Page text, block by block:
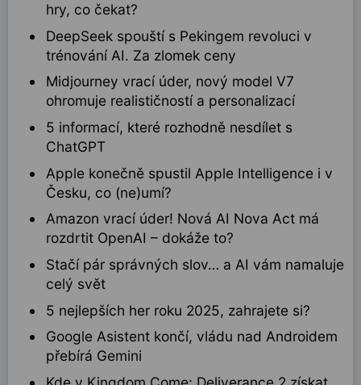
hry, co čekat?
DeepSeek spouští s Pekingem revoluci v
trénování AI. Za zlomek ceny
Midjourney vrací úder, nový model V7
ohromuje realističností a personalizací
5 informací, které rozhodně nesdílet s
ChatGPT
Apple konečně spustil Apple Intelligence i v
Česku, co (ne)umí?
Amazon vrací úder! Nová AI Nova Act má
rozdrtit OpenAI – dokáže to?
Stačí pár správných slov… a AI vám namaluje
celý svět
5 nejlepších her roku 2025, zahrajete si?
Google Asistent končí, vládu nad Androidem
přebírá Gemini